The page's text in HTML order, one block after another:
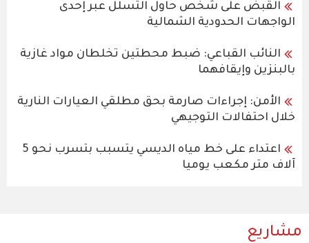
القبض على شخص حاول التسلل عبر إحدى
الواجهات الحدودية الشمالية
النائب القباعي: ضبط محطتين تخلطان مواد غازية
بالبنزين وإيقافهما
الأمن: إجراءات صارمة بحق مطلقي العيارات النارية
خلال احتفالات التوجيهي
اعتداء على خط مياه الديسي يتسبب بتسرب نحو 5
آلاف متر مكعب يوميا
مشاريع